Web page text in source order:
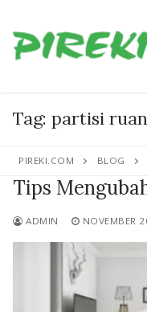
ke
konten
Tag: partisi
PIREKI.COM BLOG
Tips
ADMIN NOVEMBER